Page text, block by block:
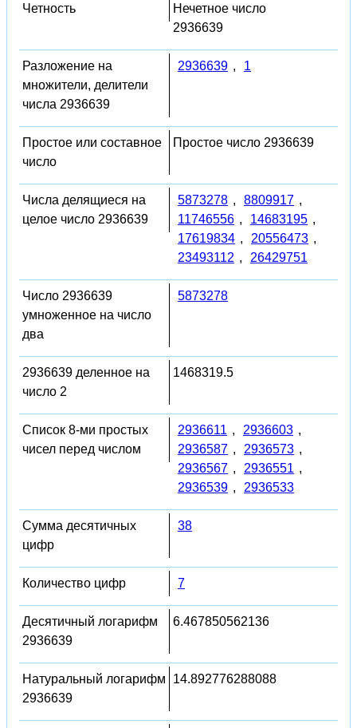
Четность
Нечетное число
2936639
Разложение на
множители, делители
числа 2936639
2936639 , 1
Простое или составное
число
Простое число 2936639
Числа делящиеся на
целое число 2936639
5873278 , 8809917 ,
11746556 , 14683195 ,
17619834 , 20556473 ,
23493112 , 26429751
Число 2936639
умноженное на число
два
5873278
2936639 деленное на
число 2
1468319.5
Список 8-ми простых
чисел перед числом
2936611 , 2936603 ,
2936587 , 2936573 ,
2936567 , 2936551 ,
2936539 , 2936533
Сумма десятичных
цифр
38
Количество цифр 7
Десятичный логарифм
2936639
6.467850562136
Натуральный логарифм
2936639
14.892776288088